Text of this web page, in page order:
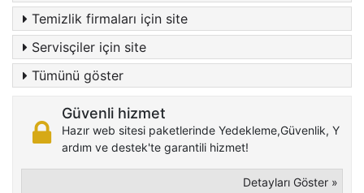
Temizlik firmaları için site
Servisçiler için site
Tümünü göster
Güvenli hizmet
Hazır web sitesi paketlerinde Yedekleme,Güvenlik, Y
ardım ve destek'te garantili hizmet!
Detayları Göster »